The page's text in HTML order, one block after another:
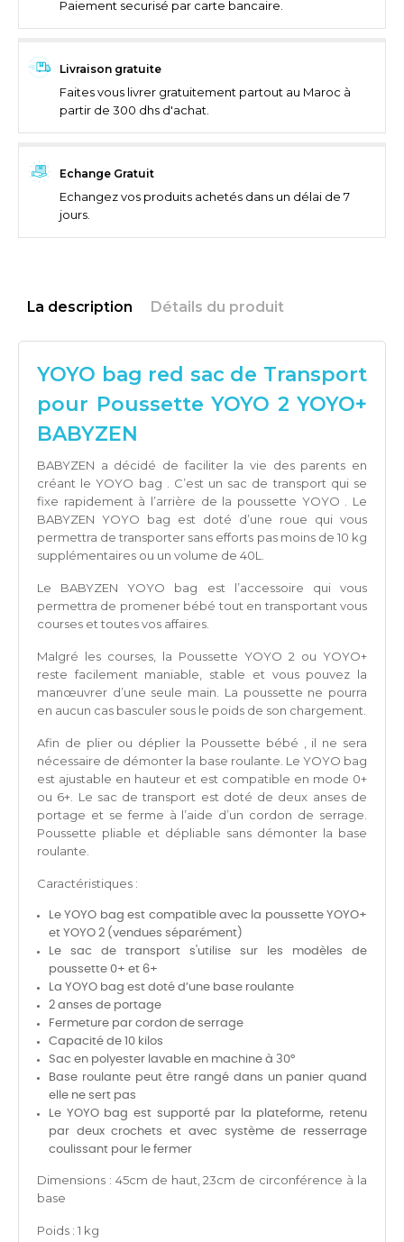
Paiement securisé par carte bancaire.
Livraison gratuite
Faites vous livrer gratuitement partout au Maroc à
partir de 300 dhs d'achat.
Echange Gratuit
Echangez vos produits achetés dans un délai de 7
jours.
La description Détails du produit
YOYO bag red sac de Transport
pour Poussette YOYO 2 YOYO+
BABYZEN
BABYZEN a décidé de faciliter la vie des parents en
créant le YOYO bag . C’est un sac de transport qui se
fixe rapidement à l’arrière de la poussette YOYO . Le
BABYZEN YOYO bag est doté d’une roue qui vous
permettra de transporter sans efforts pas moins de 10 kg
supplémentaires ou un volume de 40L.
Le BABYZEN YOYO bag est l’accessoire qui vous
permettra de promener bébé tout en transportant vous
courses et toutes vos affaires.
Malgré les courses, la Poussette YOYO 2 ou YOYO+
reste facilement maniable, stable et vous pouvez la
manœuvrer d’une seule main. La poussette ne pourra
en aucun cas basculer sous le poids de son chargement.
Afin de plier ou déplier la Poussette bébé , il ne sera
nécessaire de démonter la base roulante. Le YOYO bag
est ajustable en hauteur et est compatible en mode 0+
ou 6+. Le sac de transport est doté de deux anses de
portage et se ferme à l’aide d’un cordon de serrage.
Poussette pliable et dépliable sans démonter la base
roulante.
Caractéristiques :
Le YOYO bag est compatible avec la poussette YOYO+
et YOYO 2 (vendues séparément)
Le sac de transport s'utilise sur les modèles de
poussette 0+ et 6+
La YOYO bag est doté d’une base roulante
2 anses de portage
Fermeture par cordon de serrage
Capacité de 10 kilos
Sac en polyester lavable en machine à 30°
Base roulante peut être rangé dans un panier quand
elle ne sert pas
Le YOYO bag est supporté par la plateforme, retenu
par deux crochets et avec système de resserrage
coulissant pour le fermer
Dimensions : 45cm de haut, 23cm de circonférence à la
base
Poids : 1 kg